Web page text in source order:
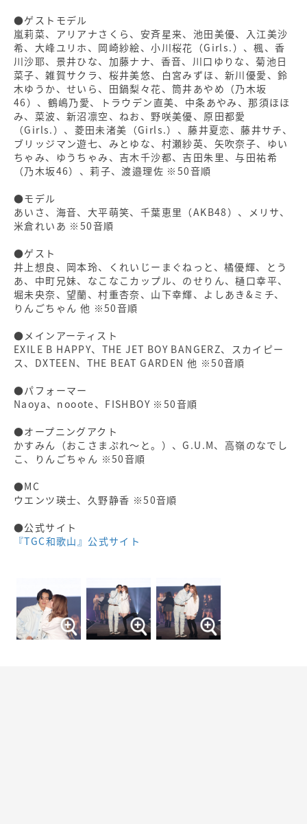
●ゲストモデル
嵐莉菜、アリアナさくら、安⻫星来、池⽥美優、⼊江美沙
希、⼤峰ユリホ、岡崎紗絵、⼩川桜花（Girls.）、楓、⾹
川沙耶、景井ひな、加藤ナナ、⾹⾳、川⼝ゆりな、菊池⽇
菜⼦、雑賀サクラ、桜井美悠、⽩宮みずほ、新川優愛、鈴
⽊ゆうか、せいら、⽥鍋梨々花、筒井あやめ（乃⽊坂
46）、鶴嶋乃愛、トラウデン直美、中条あやみ、那須ほほ
み、菜波、新沼凛空、ねお、野咲美優、原⽥都愛
（Girls.）、菱⽥未渚美（Girls.）、藤井夏恋、藤井サチ、
ブリッジマン遊七、みとゆな、村瀬紗英、⽮吹奈⼦、ゆい
ちゃみ、ゆうちゃみ、吉⽊千沙都、吉⽥朱⾥、与⽥祐希
（乃⽊坂46）、莉⼦、渡邉理佐 ※50⾳順
●モデル
あいさ、海⾳、⼤平萌笑、千葉恵⾥（AKB48）、メリサ、
⽶倉れいあ ※50⾳順
●ゲスト
井上想良、岡本玲、くれいじーまぐねっと、橘優輝、とう
あ、中町兄妹、なこなこカップル、のせりん、樋⼝幸平、
堀未央奈、望蘭、村重杏奈、⼭下幸輝、よしあき&ミチ、
りんごちゃん 他 ※50⾳順
●メインアーティスト
EXILE B HAPPY、THE JET BOY BANGERZ、スカイピー
ス、DXTEEN、THE BEAT GARDEN 他 ※50⾳順
●パフォーマー
Naoya、nooote、FISHBOY ※50⾳順
●オープニングアクト
かすみん（おこさまぷれ〜と。）、G.U.M、⾼嶺のなでし
こ、りんごちゃん ※50⾳順
●MC
ウエンツ瑛⼠、久野静⾹ ※50⾳順
●公式サイト
『TGC和歌山』公式サイト